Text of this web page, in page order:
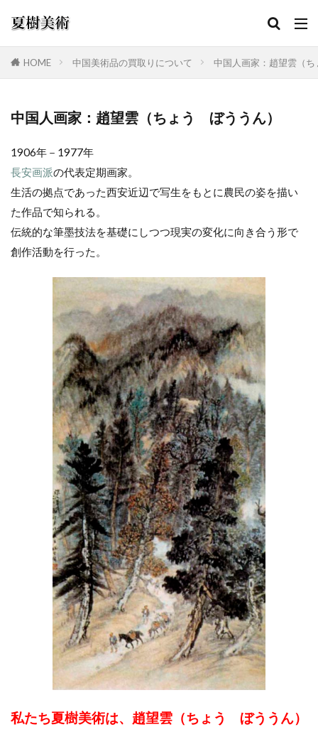
HOME 中国美術品の買取りについて 中国人画家：趙望雲（
中国人画家：趙望雲（ちょう ぼううん）
1906年－1977年
長安画派の代表定期画家。
生活の拠点であった西安近辺で写生をもとに農民の姿を描い
た作品で知られる。
伝統的な筆墨技法を基礎にしつつ現実の変化に向き合う形で
創作活動を行った。
私たち夏樹美術は、趙望雲（ちょう ぼううん）
カテゴリー